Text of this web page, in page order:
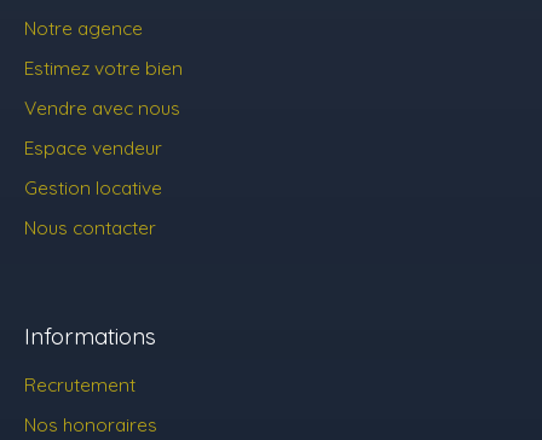
Notre agence
Estimez votre bien
Vendre avec nous
Espace vendeur
Gestion locative
Nous contacter
Informations
Recrutement
Nos honoraires